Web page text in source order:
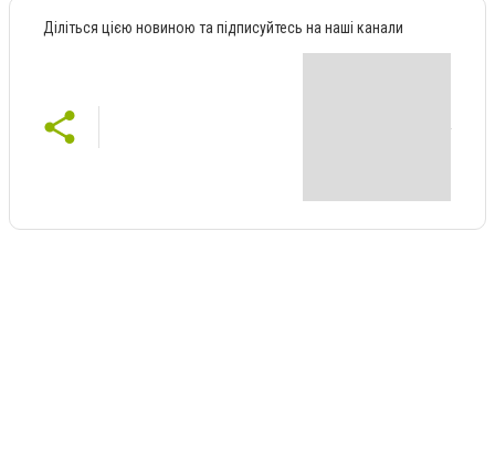
Діліться цією новиною та підписуйтесь на наші канали